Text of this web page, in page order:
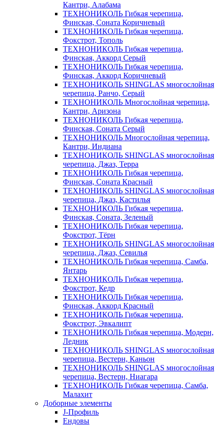
Кантри, Алабама
ТЕХНОНИКОЛЬ Гибкая черепица,
Финская, Соната Коричневый
ТЕХНОНИКОЛЬ Гибкая черепица,
Фокстрот, Тополь
ТЕХНОНИКОЛЬ Гибкая черепица,
Финская, Аккорд Серый
ТЕХНОНИКОЛЬ Гибкая черепица,
Финская, Аккорд Коричневый
ТЕХНОНИКОЛЬ SHINGLAS многослойная
черепица, Ранчо, Серый
ТЕХНОНИКОЛЬ Многослойная черепица,
Кантри, Аризона
ТЕХНОНИКОЛЬ Гибкая черепица,
Финская, Соната Серый
ТЕХНОНИКОЛЬ Многослойная черепица,
Кантри, Индиана
ТЕХНОНИКОЛЬ SHINGLAS многослойная
черепица, Джаз, Терра
ТЕХНОНИКОЛЬ Гибкая черепица,
Финская, Соната Красный
ТЕХНОНИКОЛЬ SHINGLAS многослойная
черепица, Джаз, Кастилья
ТЕХНОНИКОЛЬ Гибкая черепица,
Финская, Соната, Зеленый
ТЕХНОНИКОЛЬ Гибкая черепица,
Фокстрот, Тёрн
ТЕХНОНИКОЛЬ SHINGLAS многослойная
черепица, Джаз, Севилья
ТЕХНОНИКОЛЬ Гибкая черепица, Самба,
Янтарь
ТЕХНОНИКОЛЬ Гибкая черепица,
Фокстрот, Кедр
ТЕХНОНИКОЛЬ Гибкая черепица,
Финская, Аккорд Красный
ТЕХНОНИКОЛЬ Гибкая черепица,
Фокстрот, Эвкалипт
ТЕХНОНИКОЛЬ Гибкая черепица, Модерн,
Ледник
ТЕХНОНИКОЛЬ SHINGLAS многослойная
черепица, Вестерн, Каньон
ТЕХНОНИКОЛЬ SHINGLAS многослойная
черепица, Вестерн, Ниагара
ТЕХНОНИКОЛЬ Гибкая черепица, Самба,
Малахит
Доборные элементы
J-Профиль
Ендовы